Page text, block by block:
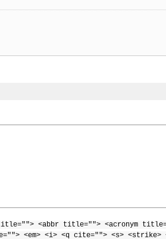
<abbr title=""> <acronym
<em> <i> <q cite=""> <s> <strike>